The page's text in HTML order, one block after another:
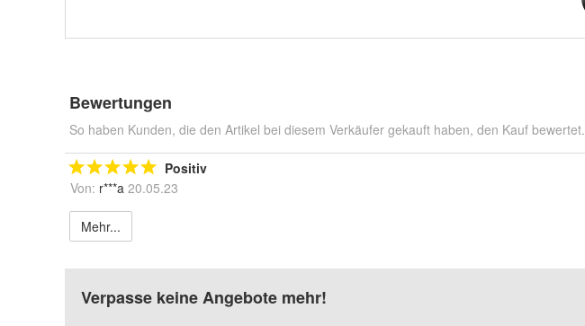
Bewertungen
So haben Kunden, die den Artikel bei diesem Verkäufer gekauft haben, den Kauf bewertet.
Positiv
Von: r***a 20.05.23
Mehr...
Verpasse keine Angebote mehr!